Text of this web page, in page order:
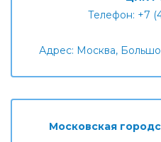
Телефон: +7
Адрес: Москва,
Московская